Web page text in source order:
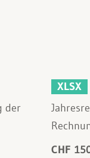
der
XLSX
CHF